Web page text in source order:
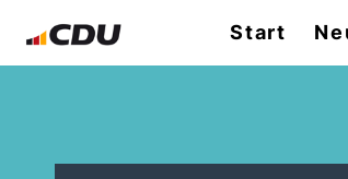
Start